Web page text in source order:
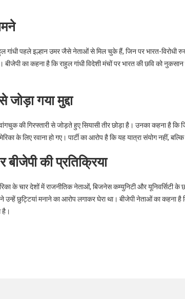
गांधी पहले इल्हान उमर जैसे नेताओं से मिल चुके हैं, जिन पर भारत-
बीजेपी का कहना है कि राहुल गांधी विदेशी मंचों पर भारत की छवि को
गया मुद्दा
की गिरफ्तारी से जोड़ते हुए सियासी तीर छोड़ा है। उनका कहना है
के लिए रवाना हो गए। पार्टी का आरोप है कि यह यात्रा संयोग नहीं,
की प्रतिक्रिया
के चार देशों में राजनीतिक नेताओं, बिजनेस कम्युनिटी और यूनिवर्सिटी
उन्हें छुट्टियां मनाने का आरोप लगाकर घेरा था। बीजेपी नेताओं का कहना है
है।